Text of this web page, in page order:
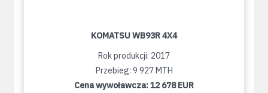
KOMATSU WB93R 4X4
Rok produkcji: 2017
Przebieg: 9 927 MTH
Cena wywoławcza:12 678 EUR